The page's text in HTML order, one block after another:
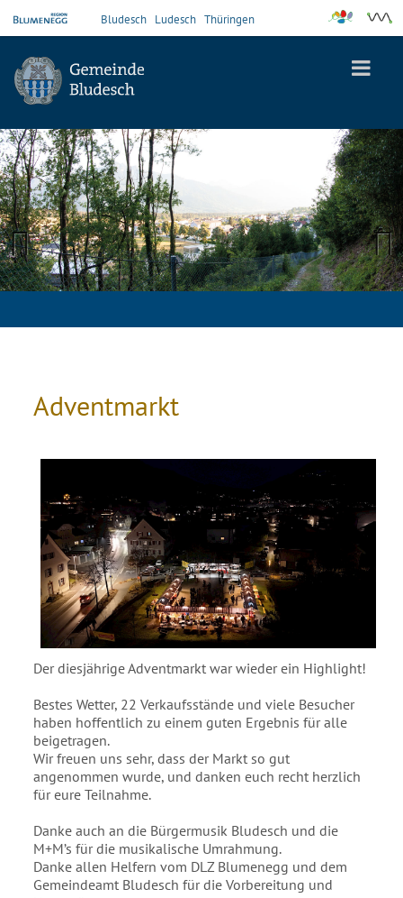
Bludesch Ludesch Thüringen
Previous Next
Adventmarkt
Der diesjährige Adventmarkt war wieder ein Highlight!
Bestes Wetter, 22 Verkaufsstände und viele Besucher
haben hoffentlich zu einem guten Ergebnis für alle
beigetragen.
Wir freuen uns sehr, dass der Markt so gut
angenommen wurde, und danken euch recht herzlich
für eure Teilnahme.
Danke auch an die Bürgermusik Bludesch und die
M+M’s für die musikalische Umrahmung.
Danke allen Helfern vom DLZ Blumenegg und dem
Gemeindeamt Bludesch für die Vorbereitung und